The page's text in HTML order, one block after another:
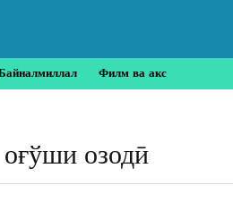
Филм ва акс
озодӣ